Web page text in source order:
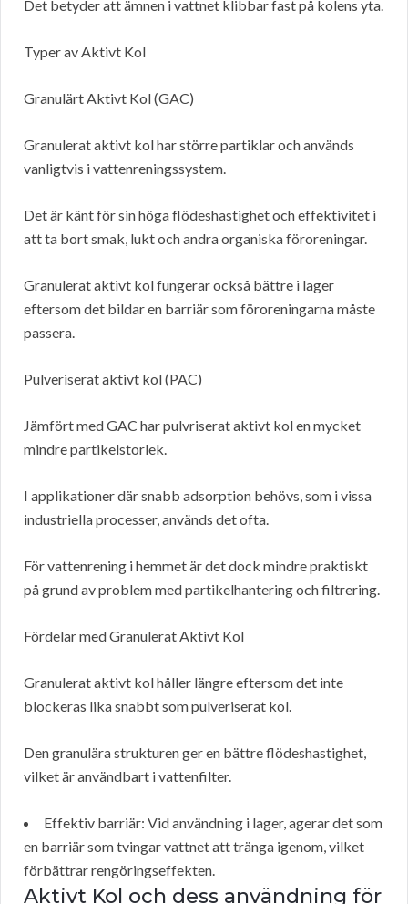
Det betyder att ämnen i vattnet klibbar fast på kolens yta.
Typer av Aktivt Kol
Granulärt Aktivt Kol (GAC)
Granulerat aktivt kol har större partiklar och används
vanligtvis i vattenreningssystem.
Det är känt för sin höga flödeshastighet och effektivitet i
att ta bort smak, lukt och andra organiska föroreningar.
Granulerat aktivt kol fungerar också bättre i lager
eftersom det bildar en barriär som föroreningarna måste
passera.
Pulveriserat aktivt kol (PAC)
Jämfört med GAC har pulvriserat aktivt kol en mycket
mindre partikelstorlek.
I applikationer där snabb adsorption behövs, som i vissa
industriella processer, används det ofta.
För vattenrening i hemmet är det dock mindre praktiskt
på grund av problem med partikelhantering och filtrering.
Fördelar med Granulerat Aktivt Kol
Granulerat aktivt kol håller längre eftersom det inte
blockeras lika snabbt som pulveriserat kol.
Den granulära strukturen ger en bättre flödeshastighet,
vilket är användbart i vattenfilter.
Effektiv barriär: Vid användning i lager, agerar det som
en barriär som tvingar vattnet att tränga igenom, vilket
förbättrar rengöringseffekten.
Aktivt Kol och dess användning för